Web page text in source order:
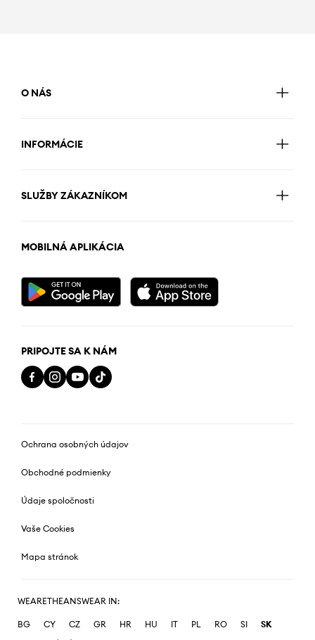
O NÁS
INFORMÁCIE
SLUŽBY ZÁKAZNÍKOM
MOBILNÁ APLIKÁCIA
PRIPOJTE SA K NÁM
Ochrana osobných údajov
Obchodné podmienky
Údaje spoločnosti
Vaše Cookies
Mapa stránok
WEARETHEANSWEAR IN:
BG CY CZ GR HR HU IT PL RO SI
SK